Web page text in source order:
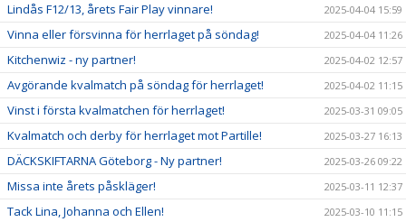
Lindås F12/13, årets Fair Play vinnare! 2025-04-04 15:59
Vinna eller försvinna för herrlaget på söndag! 2025-04-04 11:26
Kitchenwiz - ny partner! 2025-04-02 12:57
Avgörande kvalmatch på söndag för herrlaget! 2025-04-02 11:15
Vinst i första kvalmatchen för herrlaget! 2025-03-31 09:05
Kvalmatch och derby för herrlaget mot Partille! 2025-03-27 16:13
DÄCKSKIFTARNA Göteborg - Ny partner! 2025-03-26 09:22
Missa inte årets påskläger! 2025-03-11 12:37
Tack Lina, Johanna och Ellen! 2025-03-10 11:15